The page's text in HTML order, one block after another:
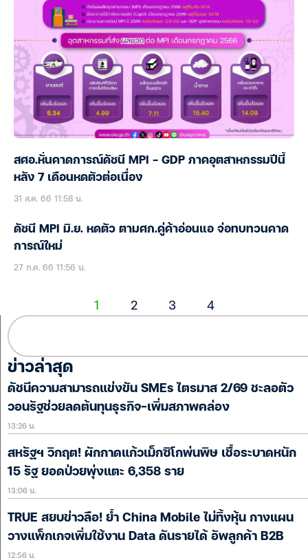
สศอ.หั่นคาดการณ์ดัชนี MPI – GDP ภาคอุตสาหกรรมปีนี้
หลัง 7 เดือนหดตัวต่อเนื่อง
31 ส.ค. 66 11:58 น.
ดัชนี MPI มิ.ย. หดตัว ตามศก.คู่ค้าอ่อนแอ จ่อทบทวนคาด
การณ์ใหม่
27 ก.ค. 66 11:56 น.
1 2 3 4
ข่าวล่าสุด
ดัชนีความสามารถแข่งขัน SMEs ไตรมาส 2/69 ชะลอตัว
วอนรัฐช่วยลดต้นทุนธุรกิจ-เพิ่มสภาพคล่อง
13:26 น.
สหรัฐฯ วิกฤต! ผักกาดแก้วเม็กซิโกพ่นพิษ เชื้อระบาดหนัก
15 รัฐ ยอดป่วยพุ่งแตะ 6,358 ราย
13:06 น.
TRUE สยบข่าวลือ! ย้ำ China Mobile ไม่ทิ้งหุ้น กางแผน
วางแพ็กเกจเพิ่มใช้งาน Data ดันรายได้ อัพลูกค้า B2B
12:56 น.